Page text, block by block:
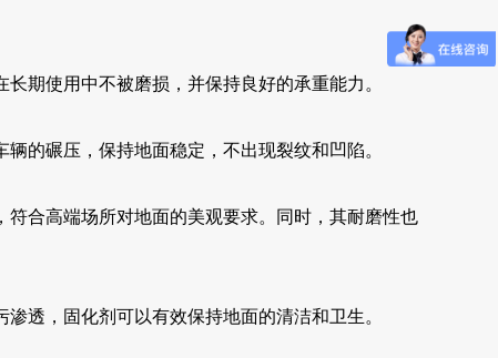
期使用中不被磨损，并保持良好的承重能力。
的碾压，保持地面稳定，不出现裂纹和凹陷。
合高端场所对地面的美观要求。同时，其耐磨性也
透，固化剂可以有效保持地面的清洁和卫生。